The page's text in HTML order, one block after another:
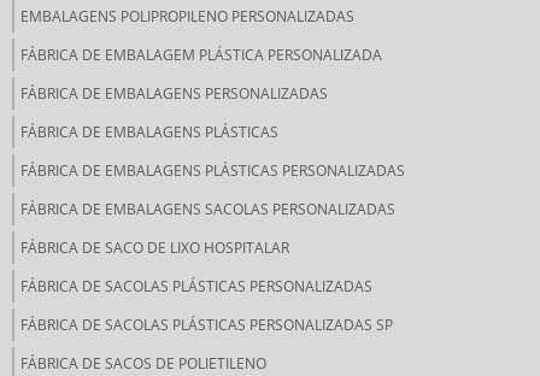
EMBALAGENS POLIPROPILENO PERSONALIZADAS
FÁBRICA DE EMBALAGEM PLÁSTICA PERSONALIZADA
FÁBRICA DE EMBALAGENS PERSONALIZADAS
FÁBRICA DE EMBALAGENS PLÁSTICAS
FÁBRICA DE EMBALAGENS PLÁSTICAS PERSONALIZADAS
FÁBRICA DE EMBALAGENS SACOLAS PERSONALIZADAS
FÁBRICA DE SACO DE LIXO HOSPITALAR
FÁBRICA DE SACOLAS PLÁSTICAS PERSONALIZADAS
FÁBRICA DE SACOLAS PLÁSTICAS PERSONALIZADAS SP
FÁBRICA DE SACOS DE POLIETILENO